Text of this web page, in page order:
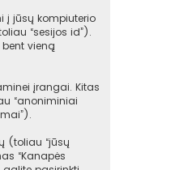
į jūsų kompiuterio
“sesijos id”).
vieną
įrangai. Kitas
“anoniminiai
(toliau “jūsų
“Kanapės